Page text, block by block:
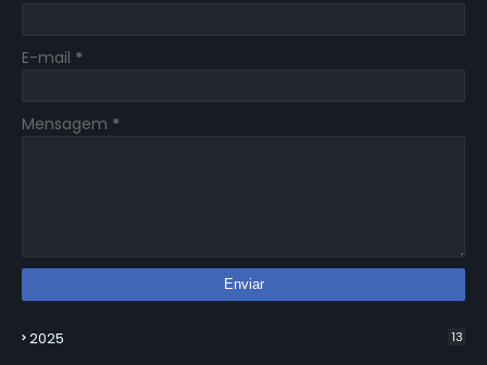
E-mail *
Mensagem *
2025 13